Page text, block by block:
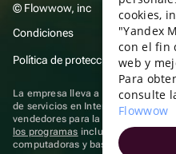
© Flowwow, inc
Condiciones
Política de protección y
La empresa lleva a cabo su
de servicios en Internet para la
vendedores para la venta de
los programas incluidos en el
computadoras y bases de datos.
cookies,
"Yandex
con el fin
web y
Para
consulte
Flowwow